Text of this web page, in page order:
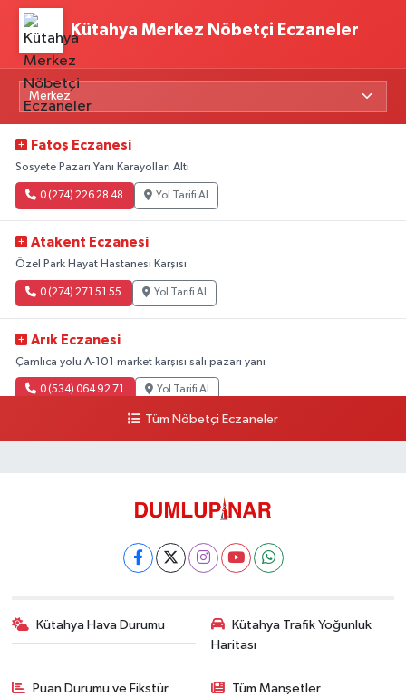
Kütahya Merkez Nöbetçi Eczaneler
Fatoş Eczanesi
Sosyete Pazarı Yanı Karayolları Altı
0 (274) 226 28 48 Yol Tarifi Al
Atakent Eczanesi
Özel Park Hayat Hastanesi Karşısı
0 (274) 271 51 55 Yol Tarifi Al
Arık Eczanesi
Çamlıca yolu A-101 market karşısı salı pazarı yanı
0 (534) 064 92 71 Yol Tarifi Al
Tüm Nöbetçi Eczaneler
Kütahya Hava Durumu
Kütahya Trafik Yoğunluk
Haritası
Puan Durumu ve Fikstür Tüm Manşetler